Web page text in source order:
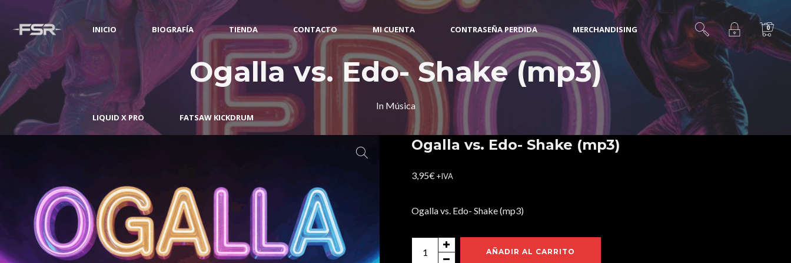
INICIO BIOGRAFÍA TIENDA CONTACTO MI CUENTA CONTRASEÑA PERDIDA MERCHANDISING
LIQUID X PRO FATSAW KICKDRUM
0
Ogalla vs. Edo- Shake (mp3)
In Música
Ogalla vs. Edo- Shake (mp3)
3,95€+IVA
Ogalla vs. Edo- Shake (mp3)
AÑADIR AL CARRITO